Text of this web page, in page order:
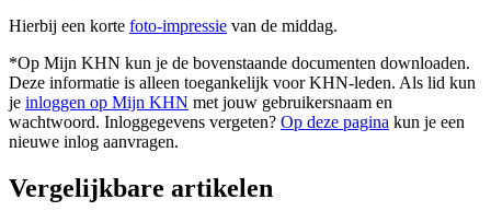
Hierbij een korte foto-impressie van de middag.
*Op Mijn KHN kun je de bovenstaande documenten downloaden.
Deze informatie is alleen toegankelijk voor KHN-leden. Als lid kun
je inloggen op Mijn KHN met jouw gebruikersnaam en
wachtwoord. Inloggegevens vergeten? Op deze pagina kun je een
nieuwe inlog aanvragen.
Vergelijkbare artikelen